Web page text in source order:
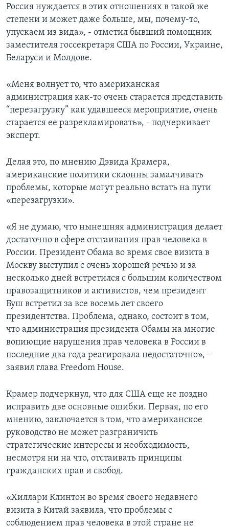
Россия нуждается в этих отношениях в такой же
степени и может даже больше, мы, почему-то,
упускаем из вида», - отметил бывший помощник
заместителя госсекретаря США по России, Украине,
Беларуси и Молдове.
«Меня волнует то, что американская
администрация как-то очень старается представить
“перезагрузку” как удавшееся мероприятие, очень
старается ее разрекламировать», - подчеркивает
эксперт.
Делая это, по мнению Дэвида Крамера,
американские политики склонны замалчивать
проблемы, которые могут реально встать на пути
«перезагрузки».
«Я не думаю, что нынешняя администрация делает
достаточно в сфере отстаивания прав человека в
России. Президент Обама во время свое визита в
Москву выступил с очень хорошей речью и за
несколько дней встретился с большим количеством
правозащитников и активистов, чем президент
Буш встретил за все восемь лет своего
президентства. Проблема, однако, состоит в том,
что администрация президента Обамы на многие
вопиющие нарушения прав человека в России в
последние два года реагировала недостаточно», –
заявил глава Freedom House.
Крамер подчеркнул, что для США еще не поздно
исправить две основные ошибки. Первая, по его
мнению, заключается в том, что американское
руководство не может разграничить
стратегические интересы и необходимость,
несмотря ни на что, отстаивать принципы
гражданских прав и свобод.
«Хиллари Клинтон во время своего недавнего
визита в Китай заявила, что проблемы с
соблюдением прав человека в этой стране не